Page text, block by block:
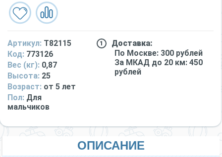
Артикул: T82115
Код: 773126
Вес (кг): 0,87
Высота: 25
Возраст: от 5 лет
Пол: Для
мальчиков
Доставка:
По Москве: 300 рублей
За МКАД до 20 км: 450
рублей
ОПИСАНИЕ